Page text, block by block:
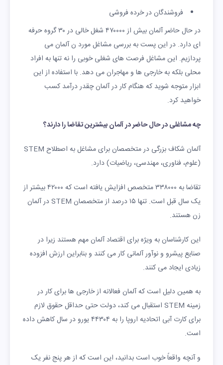
فروشندگان در خرده فروشی
در حال حاضر آلمان بیش از ۴۷۰۰۰۰ شغل خالی در ۳۰ گروه حرفه
ای دارد. در این پست به بررسی مشاغل مورد ن آلمان می
پردازیم. این مشاغل فرصت های شغلی خوبی را نه تنها به افراد
محلی بلکه به خارجی ها و مهاجران می دهد. با استفاده از این
ابزار متوجه شوید که هنگام کار در آلمان چقدر درآمد کسب
خواهید کرد.
چه مشاغلی در حال حاضر در آلمان بیشترین تقاضا را دارند؟
آلمان شکاف بزرگی در متخصصان برای مشاغل به اصطلاح STEM
(علوم، فناوری، مهندسی، ریاضیات) دارد.
تقاضا به ۳۳۸۰۰۰ متخصص افزایش یافته است که ۴۲۰۰۰ بیشتر از
یک سال قبل است. تنها ۱۵ درصد از متخصصان STEM در آلمان
زن هستند.
این کارشناسان به ویژه برای اقتصاد آلمان مهم هستند زیرا در
صنایع پیشرو و نوآور آلمانی کار می کنند و بنابراین ارزش افزوده
زیادی ایجاد می کنند.
به همین دلیل است که آلمان فعالانه از خارجی ها برای کار در
زمینه STEM استقبال می کند، دولت حتی حداقل حقوق لازم
برای کارت آبی اتحادیه اروپا را به ۴۴۳۰۴ یورو در سال کاهش داده
است.
و آنچه واقعاً خوب است بدانید، این است که از هر پنج نفر یک